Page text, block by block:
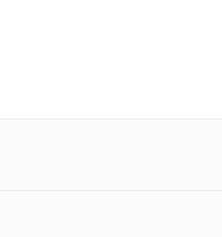
sa florală și senzuală.